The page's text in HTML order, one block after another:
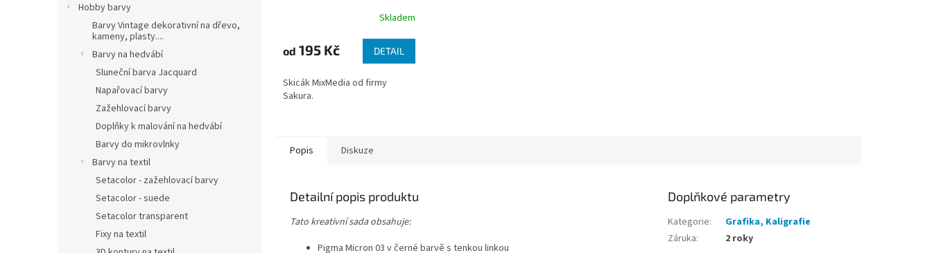
Hobby barvy
Barvy Vintage dekorativní na dřevo,
kameny, plasty....
Barvy na hedvábí
Sluneční barva Jacquard
Napařovací barvy
Zažehlovací barvy
Doplňky k malování na hedvábí
Barvy do mikrovlnky
Barvy na textil
Setacolor - zažehlovací barvy
Setacolor - suede
Setacolor transparent
Fixy na textil
Skladem
od 195 Kč DETAIL
Skicák MixMedia od firmy
Sakura.
Popis Diskuze
Detailní popis produktu
Tato kreativní sada obsahuje:
Pigma Micron 03 v černé barvě s tenkou linkou
Doplňkové parametry
Kategorie:
Grafika, Kaligrafie
Záruka: 2 roky